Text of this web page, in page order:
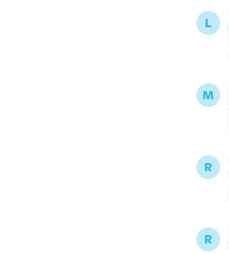
L
M
R
R